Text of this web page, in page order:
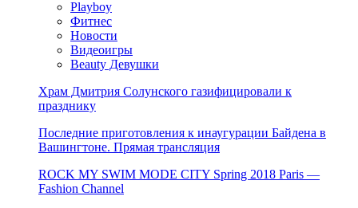
Playboy
Фитнес
Новости
Видеоигры
Beauty Девушки
Храм Дмитрия Солунского газифицировали к
празднику
Последние приготовления к инаугурации Байдена в
Вашингтоне. Прямая трансляция
ROCK MY SWIM MODE CITY Spring 2018 Paris —
Fashion Channel